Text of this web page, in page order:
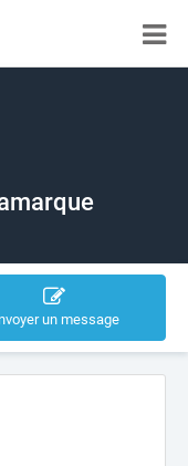
un message